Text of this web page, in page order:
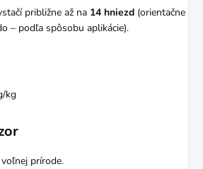
približne až na 14 hniezd (orientačne
– podľa spôsobu aplikácie).
kg
prírode.